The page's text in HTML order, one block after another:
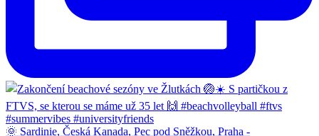
🌞 Sardinie, Česká Kanada, Pec pod Sněžkou, Praha -